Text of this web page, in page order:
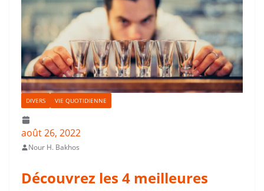
DIVERS VIE QUOTIDIENNE
août 26, 2022
Nour H. Bakhos
Découvrez les 4 meilleures